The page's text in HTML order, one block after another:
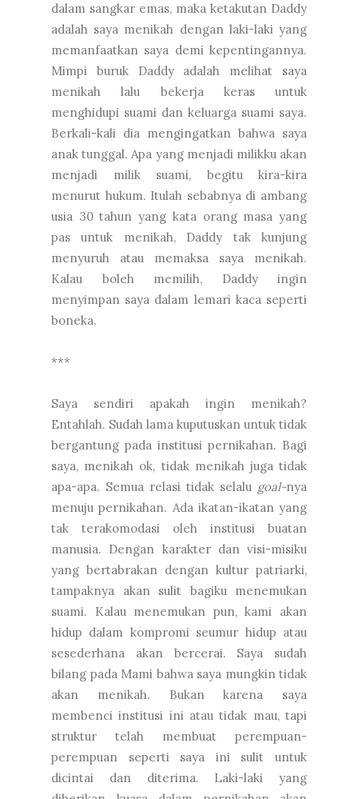
dalam sangkar emas, maka ketakutan Daddy
adalah saya menikah dengan laki-laki yang
memanfaatkan saya demi kepentingannya.
Mimpi buruk Daddy adalah melihat saya
menikah lalu bekerja keras untuk
menghidupi suami dan keluarga suami saya.
Berkali-kali dia mengingatkan bahwa saya
anak tunggal. Apa yang menjadi milikku akan
menjadi milik suami, begitu kira-kira
menurut hukum. Itulah sebabnya di ambang
usia 30 tahun yang kata orang masa yang
pas untuk menikah, Daddy tak kunjung
menyuruh atau memaksa saya menikah.
Kalau boleh memilih, Daddy ingin
menyimpan saya dalam lemari kaca seperti
boneka.
***
Saya sendiri apakah ingin menikah?
Entahlah. Sudah lama kuputuskan untuk tidak
bergantung pada institusi pernikahan. Bagi
saya, menikah ok, tidak menikah juga tidak
apa-apa. Semua relasi tidak selalu goal-nya
menuju pernikahan. Ada ikatan-ikatan yang
tak terakomodasi oleh institusi buatan
manusia. Dengan karakter dan visi-misiku
yang bertabrakan dengan kultur patriarki,
tampaknya akan sulit bagiku menemukan
suami. Kalau menemukan pun, kami akan
hidup dalam kompromi seumur hidup atau
sesederhana akan bercerai. Saya sudah
bilang pada Mami bahwa saya mungkin tidak
akan menikah. Bukan karena saya
membenci institusi ini atau tidak mau, tapi
struktur telah membuat perempuan-
perempuan seperti saya ini sulit untuk
dicintai dan diterima. Laki-laki yang